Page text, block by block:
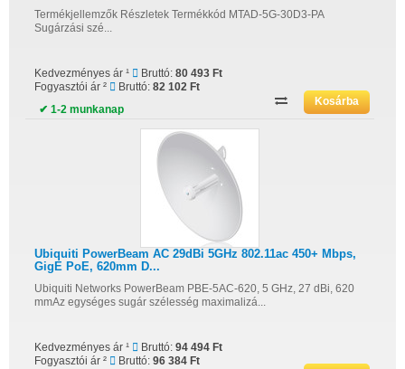
Termékjellemzők Részletek Termékkód MTAD-5G-30D3-PA
Sugárzási szé...
Kedvezményes ár ¹ Bruttó: 80 493 Ft
Fogyasztói ár ²
Bruttó: 82 102 Ft
✔ 1-2 munkanap
Ubiquiti PowerBeam AC 29dBi 5GHz 802.11ac 450+ Mbps,
GigE PoE, 620mm D...
Ubiquiti Networks PowerBeam PBE-5AC-620, 5 GHz, 27 dBi, 620
mmAz egységes sugár szélesség maximalizá...
Kedvezményes ár ¹ Bruttó: 94 494 Ft
Fogyasztói ár ²
Bruttó: 96 384 Ft